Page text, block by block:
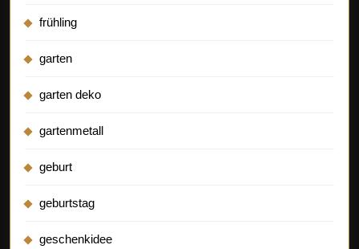
frühling
garten
garten deko
gartenmetall
geburt
geburtstag
geschenkidee